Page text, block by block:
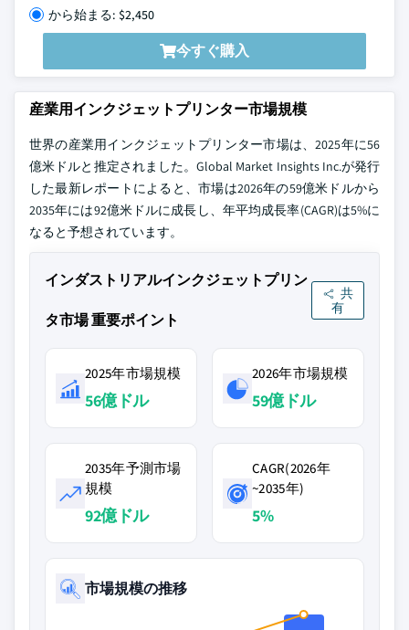
から始まる: $2,450
今すぐ購入
産業用インクジェットプリンター市場規模
世界の産業用インクジェットプリンター市場は、2025年に56
億米ドルと推定されました。Global Market Insights Inc.が発行
した最新レポートによると、市場は2026年の59億米ドルから
2035年には92億米ドルに成長し、年平均成長率(CAGR)は5%に
なると予想されています。
インダストリアルインクジェットプリン
タ市場 重要ポイント
共
有
2025年市場規模
56億ドル
2026年市場規模
59億ドル
2035年予測市場
規模
92億ドル
CAGR(2026年
~2035年)
5%
市場規模の推移